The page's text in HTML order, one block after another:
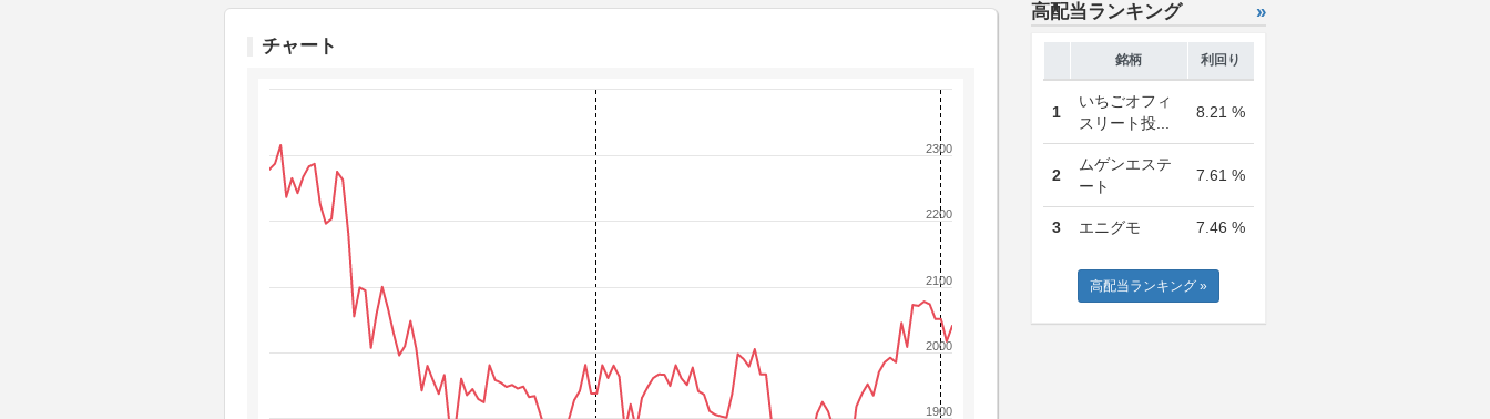
チャート
1900
2000
2100
2200
2300
高配当ランキング »
銘柄 利回り
1
いちごオフィ
スリート投...
8.21 %
2
ムゲンエステ
ート
7.61 %
3 エニグモ 7.46 %
高配当ランキング »